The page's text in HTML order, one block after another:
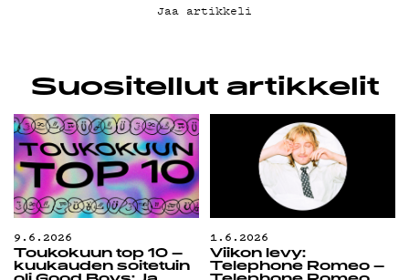
TIETOSUOJA
KIRJAUDU SISÄÄN
Jaa artikkeli
Suositellut artikkelit
9.6.2026
Toukokuun top 10 –
kuukauden soitetuin
1.6.2026
Viikon levy:
Telephone Romeo –